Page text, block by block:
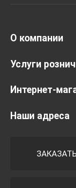
О компании
Услуги
Интернет-
Наши адреса